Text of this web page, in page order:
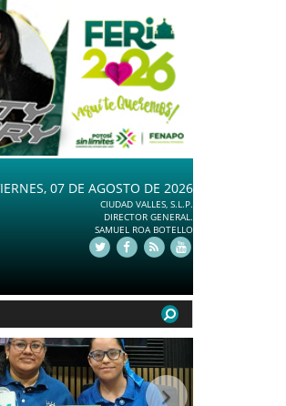
07 DE AGOSTO DE 2026
CIUDAD VALLES, S.L.P.
DIRECTOR GENERAL.
SAMUEL ROA BOTELLO